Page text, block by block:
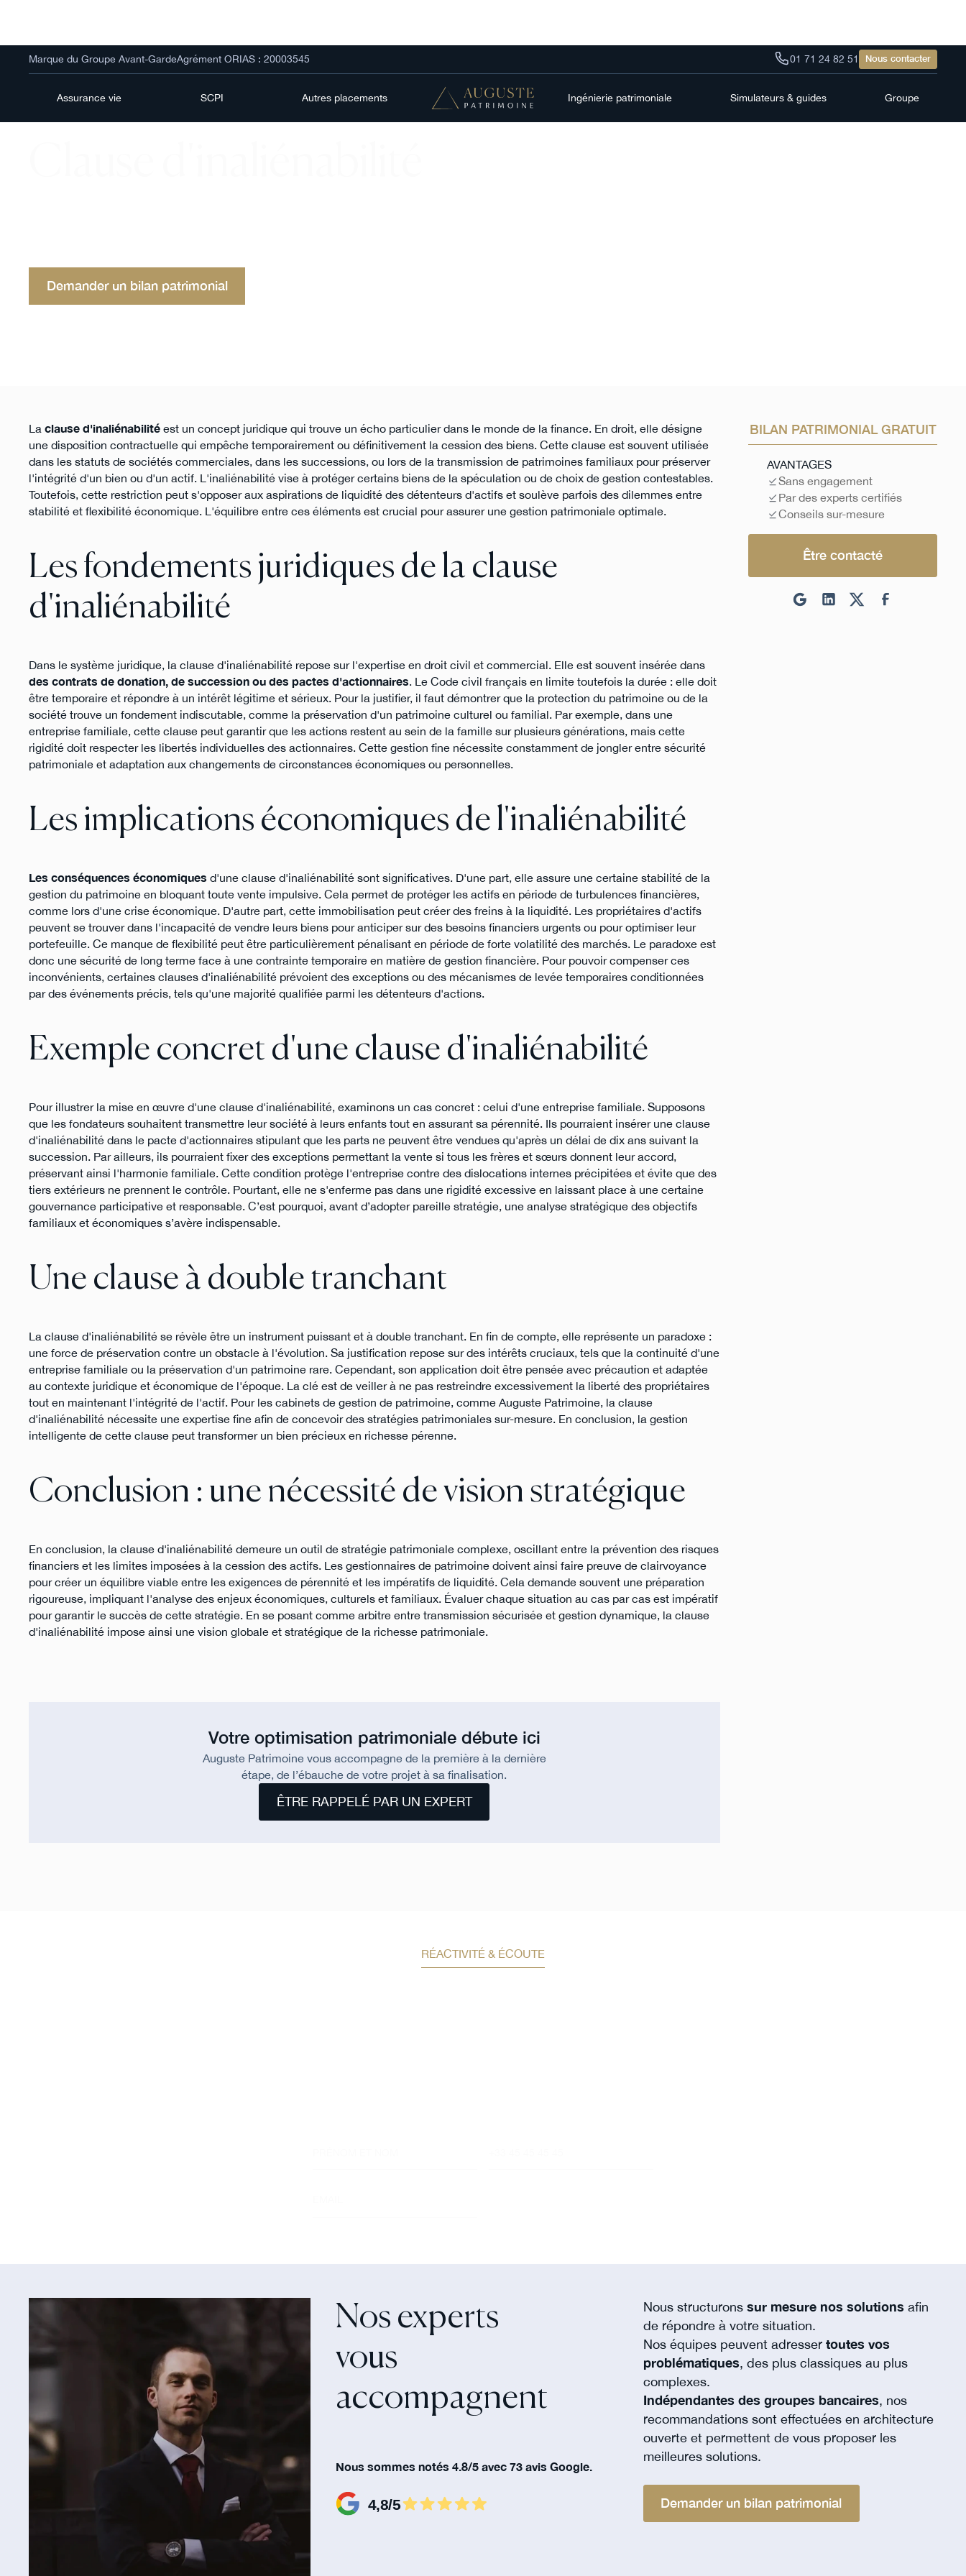
Marque du Groupe Avant-GardeAgrément ORIAS : 20003545 01 71 24 82 51 Nous contacter
Assurance vie SCPI Autres placements Ingénierie patrimoniale Simulateurs & guides Groupe
Demander un bilan patrimonial
La clause d'inaliénabilitéest un concept juridique qui trouve un écho particulier dans le monde de la finance. En droit, elle désigne
une disposition contractuelle qui empêche temporairement ou définitivement la cession des biens. Cette clause est souvent utilisée
dans les statuts de sociétés commerciales, dans les successions, ou lors de la transmission de patrimoines familiaux pour préserver
l'intégrité d'un bien ou d'un actif. L'inaliénabilité vise à protéger certains biens de la spéculation ou de choix de gestion contestables.
Toutefois, cette restriction peut s'opposer aux aspirations de liquidité des détenteurs d'actifs et soulève parfois des dilemmes entre
stabilité et flexibilité économique. L'équilibre entre ces éléments est crucial pour assurer une gestion patrimoniale optimale.
Les fondements juridiques de la clause
d'inaliénabilité
Dans le système juridique, la clause d'inaliénabilité repose sur l'expertise en droit civil et commercial. Elle est souvent insérée dans
des contrats de donation, de succession ou des pactes d'actionnaires . Le Code civil français en limite toutefois la durée : elle doit
être temporaire et répondre à un intérêt légitime et sérieux. Pour la justifier, il faut démontrer que la protection du patrimoine ou de la
société trouve un fondement indiscutable, comme la préservation d'un patrimoine culturel ou familial. Par exemple, dans une
entreprise familiale, cette clause peut garantir que les actions restent au sein de la famille sur plusieurs générations, mais cette
rigidité doit respecter les libertés individuelles des actionnaires. Cette gestion fine nécessite constamment de jongler entre sécurité
patrimoniale et adaptation aux changements de circonstances économiques ou personnelles.
Les implications économiques de l'inaliénabilité
Les conséquences économiques d'une clause d'inaliénabilité sont significatives. D'une part, elle assure une certaine stabilité de la
gestion du patrimoine en bloquant toute vente impulsive. Cela permet de protéger les actifs en période de turbulences financières,
comme lors d'une crise économique. D'autre part, cette immobilisation peut créer des freins à la liquidité. Les propriétaires d'actifs
peuvent se trouver dans l'incapacité de vendre leurs biens pour anticiper sur des besoins financiers urgents ou pour optimiser leur
portefeuille. Ce manque de flexibilité peut être particulièrement pénalisant en période de forte volatilité des marchés. Le paradoxe est
donc une sécurité de long terme face à une contrainte temporaire en matière de gestion financière. Pour pouvoir compenser ces
inconvénients, certaines clauses d'inaliénabilité prévoient des exceptions ou des mécanismes de levée temporaires conditionnées
par des événements précis, tels qu'une majorité qualifiée parmi les détenteurs d'actions.
Exemple concret d'une clause d'inaliénabilité
Pour illustrer la mise en œuvre d'une clause d'inaliénabilité, examinons un cas concret : celui d'une entreprise familiale. Supposons
que les fondateurs souhaitent transmettre leur société à leurs enfants tout en assurant sa pérennité. Ils pourraient insérer une clause
d'inaliénabilité dans le pacte d'actionnaires stipulant que les parts ne peuvent être vendues qu'après un délai de dix ans suivant la
succession. Par ailleurs, ils pourraient fixer des exceptions permettant la vente si tous les frères et sœurs donnent leur accord,
préservant ainsi l'harmonie familiale. Cette condition protège l'entreprise contre des dislocations internes précipitées et évite que des
tiers extérieurs ne prennent le contrôle. Pourtant, elle ne s'enferme pas dans une rigidité excessive en laissant place à une certaine
gouvernance participative et responsable. C’est pourquoi, avant d’adopter pareille stratégie, une analyse stratégique des objectifs
familiaux et économiques s’avère indispensable.
Une clause à double tranchant
La clause d'inaliénabilité se révèle être un instrument puissant et à double tranchant. En fin de compte, elle représente un paradoxe :
une force de préservation contre un obstacle à l'évolution. Sa justification repose sur des intérêts cruciaux, tels que la continuité d'une
entreprise familiale ou la préservation d'un patrimoine rare. Cependant, son application doit être pensée avec précaution et adaptée
au contexte juridique et économique de l'époque. La clé est de veiller à ne pas restreindre excessivement la liberté des propriétaires
tout en maintenant l'intégrité de l'actif. Pour les cabinets de gestion de patrimoine, comme Auguste Patrimoine, la clause
d'inaliénabilité nécessite une expertise fine afin de concevoir des stratégies patrimoniales sur-mesure. En conclusion, la gestion
intelligente de cette clause peut transformer un bien précieux en richesse pérenne.
Conclusion : une nécessité de vision stratégique
En conclusion, la clause d'inaliénabilité demeure un outil de stratégie patrimoniale complexe, oscillant entre la prévention des risques
financiers et les limites imposées à la cession des actifs. Les gestionnaires de patrimoine doivent ainsi faire preuve de clairvoyance
pour créer un équilibre viable entre les exigences de pérennité et les impératifs de liquidité. Cela demande souvent une préparation
rigoureuse, impliquant l'analyse des enjeux économiques, culturels et familiaux. Évaluer chaque situation au cas par cas est impératif
pour garantir le succès de cette stratégie. En se posant comme arbitre entre transmission sécurisée et gestion dynamique, la clause
d'inaliénabilité impose ainsi une vision globale et stratégique de la richesse patrimoniale.
Votre optimisation patrimoniale débute ici
Auguste Patrimoine vous accompagne de la première à la dernière
étape, de l’ébauche de votre projet à sa finalisation.
ÊTRE RAPPELÉ PAR UN EXPERT
BILAN PATRIMONIAL GRATUIT
AVANTAGES
Sans engagement
Par des experts certifiés
Conseils sur-mesure
Être contacté
RÉACTIVITÉ & ÉCOUTE
Nos experts
vous
accompagnent‍
Nous sommes notés 4.8/5 avec 73 avis Google.
Nous structurons sur mesure nos solutions afin
de répondre à votre situation.
Nos équipes peuvent adresser toutes vos
problématiques, des plus classiques au plus
complexes.
Indépendantes des groupes bancaires, nos
recommandations sont effectuées en architecture
ouverte et permettent de vous proposer les
meilleures solutions.
Demander un bilan patrimonial